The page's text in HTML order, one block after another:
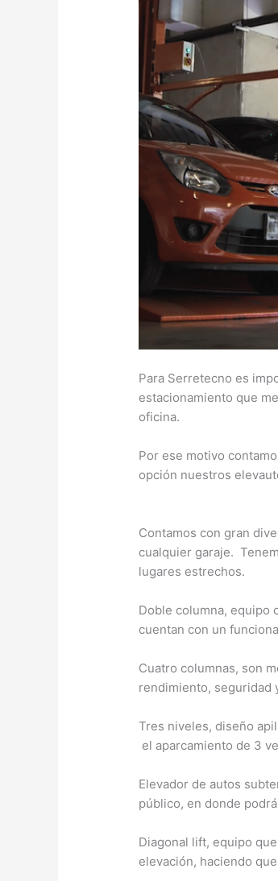
Para Serretecno es
estacionamiento que
oficina.
Por ese motivo
opción nuestros
Contamos con gran
cualquier garaje.
lugares estrechos.
Doble columna, equipo
cuentan con un
Cuatro columnas, son
rendimiento, seguridad
Tres niveles, diseño
el aparcamiento de 3
Elevador de autos
público, en donde
Diagonal lift, equipo
elevación, haciendo